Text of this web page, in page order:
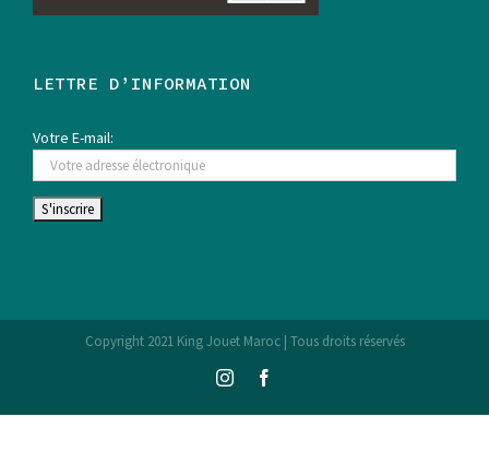
LETTRE D’INFORMATION
Votre E-mail:
Copyright 2021 King Jouet Maroc | Tous droits réservés
Instagram